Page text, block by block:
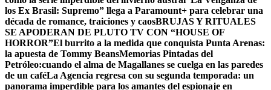
los Ex Brasil: Supremo” llega a Paramount+ para celebrar una
década de romance, traiciones y caosBRUJAS Y RITUALES
SE APODERAN DE PLUTO TV CON “HOUSE OF
HORROR”El burrito a la medida que conquista Punta Arenas:
la apuesta de Tommy BeansMemorias Pintadas del
Petróleo:cuando el alma de Magallanes se cuelga en las paredes
de un caféLa Agencia regresa con su segunda temporada: un
panorama imperdible para los amantes del espionaje en